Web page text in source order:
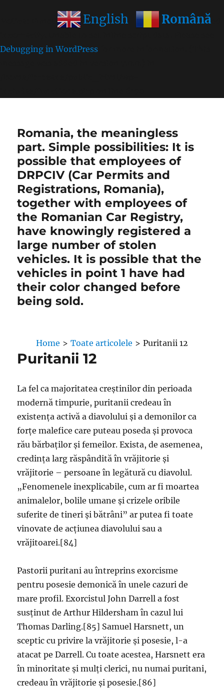
: Function wp_get_inline_script_tag was called
Debugging in WordPress
Romania, the meaningless
part. Simple possibilities: It is
possible that employees of
DRPCIV (Car Permits and
Registrations, Romania),
together with employees of
the Romanian Car Registry,
have knowingly registered a
large number of stolen
vehicles. It is possible that the
vehicles in point 1 have had
their color changed before
being sold.
Home > Toate articolele > Puritanii 12
Puritanii 12
La fel ca majoritatea creștinilor din perioada
modernă timpurie, puritanii credeau în
existența activă a diavolului și a demonilor ca
forțe malefice care puteau poseda și provoca
rău bărbaților și femeilor. Exista, de asemenea,
credința larg răspândită în vrăjitorie și
vrăjitorie – persoane în legătură cu diavolul.
„Fenomenele inexplicabile, cum ar fi moartea
animalelor, bolile umane și crizele oribile
suferite de tineri și bătrâni” ar putea fi toate
vinovate de acțiunea diavolului sau a
vrăjitoarei.[84]
Pastorii puritani au întreprins exorcisme
pentru posesie demonică în unele cazuri de
mare profil. Exorcistul John Darrell a fost
susținut de Arthur Hildersham în cazul lui
Thomas Darling.[85] Samuel Harsnett, un
sceptic cu privire la vrăjitorie și posesie, l-a
atacat pe Darrell. Cu toate acestea, Harsnett era
în minoritate și mulți clerici, nu numai puritani,
credeau în vrăjitorie și posesie.[86]
English Română